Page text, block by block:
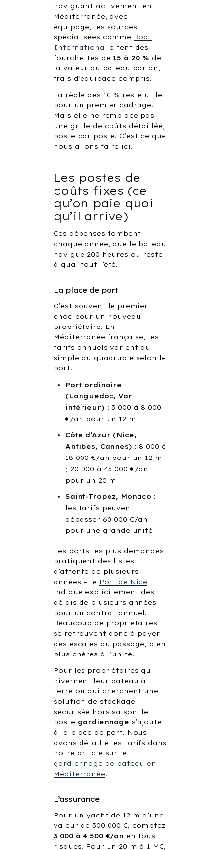
naviguant activement en
Méditerranée, avec
équipage, les sources
spécialisées comme Boat
International citent des
fourchettes de 15 à 20 % de
la valeur du bateau par an,
frais d’équipage compris.
La règle des 10 % reste utile
pour un premier cadrage.
Mais elle ne remplace pas
une grille de coûts détaillée,
poste par poste. C’est ce que
nous allons faire ici.
Les postes de
coûts fixes (ce
qu’on paie quoi
qu’il arrive)
Ces dépenses tombent
chaque année, que le bateau
navigue 200 heures ou reste
à quai tout l’été.
La place de port
C’est souvent le premier
choc pour un nouveau
propriétaire. En
Méditerranée française, les
tarifs annuels varient du
simple au quadruple selon le
port.
Port ordinaire
(Languedoc, Var
intérieur) : 3 000 à 8 000
€/an pour un 12 m
Côte d’Azur (Nice,
Antibes, Cannes) : 8 000 à
18 000 €/an pour un 12 m
; 20 000 à 45 000 €/an
pour un 20 m
Saint-Tropez, Monaco :
les tarifs peuvent
dépasser 60 000 €/an
pour une grande unité
Les ports les plus demandés
pratiquent des listes
d’attente de plusieurs
années – le Port de Nice
indique explicitement des
délais de plusieurs années
pour un contrat annuel.
Beaucoup de propriétaires
se retrouvent donc à payer
des escales au passage, bien
plus chères à l’unité.
Pour les propriétaires qui
hivernent leur bateau à
terre ou qui cherchent une
solution de stockage
sécurisée hors saison, le
poste gardiennage s’ajoute
à la place de port. Nous
avons détaillé les tarifs dans
notre article sur le
gardiennage de bateau en
Méditerranée.
L’assurance
Pour un yacht de 12 m d’une
valeur de 300 000 €, comptez
3 000 à 4 500 €/an en tous
risques. Pour un 20 m à 1 M€,